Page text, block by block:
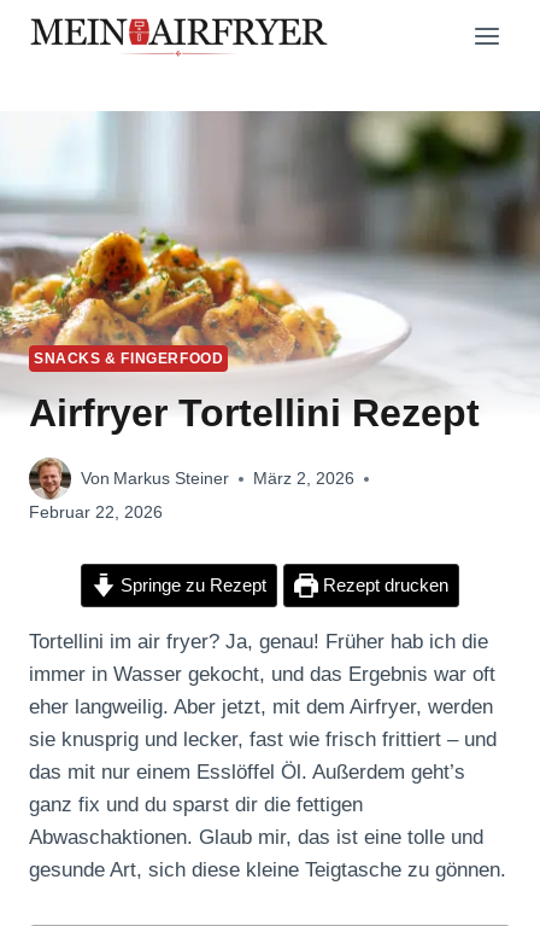
Zum
Inhalt
SNACKS & FINGERFOOD
Airfryer Tortellini Rezept
Von Markus Steiner
März 2, 2026
Februar 22, 2026
Springe zu Rezept Rezept drucken
Tortellini im air fryer? Ja, genau! Früher hab ich die
immer in Wasser gekocht, und das Ergebnis war oft
eher langweilig. Aber jetzt, mit dem Airfryer, werden
sie knusprig und lecker, fast wie frisch frittiert – und
das mit nur einem Esslöffel Öl. Außerdem geht’s
ganz fix und du sparst dir die fettigen
Abwaschaktionen. Glaub mir, das ist eine tolle und
gesunde Art, sich diese kleine Teigtasche zu gönnen.